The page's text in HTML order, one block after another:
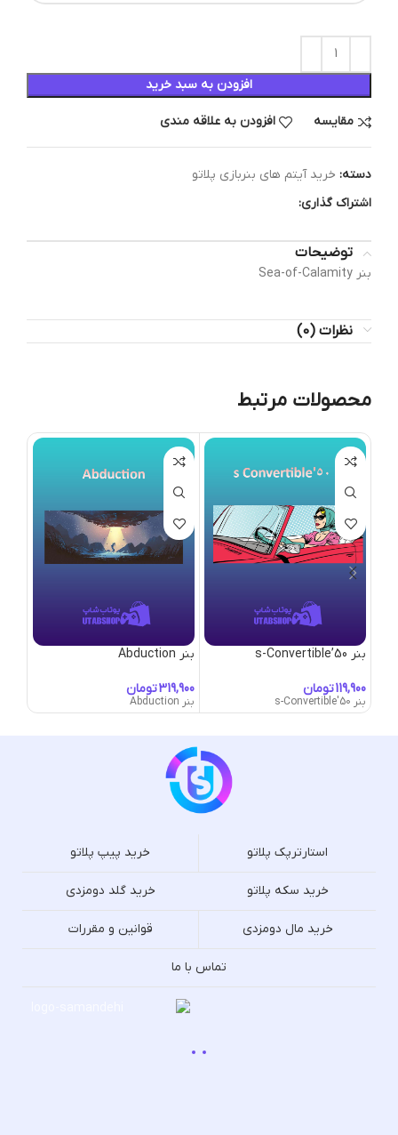
افزودن به سبد خرید
مقایسه افزودن به علاقه مندی
دسته: خرید آیتم های بنربازی پلاتو
اشتراک گذاری:
توضیحات
بنر Sea-of-Calamity
نظرات (0)
محصولات مرتبط
بنر 50’s-Convertible
تومان
بنر 50's-Convertible
بنر Abduction
تومان
بنر Abduction
استارترپک پلاتو خرید پیپ پلاتو
خرید سکه پلاتو خرید گلد دومزدی
خرید مال دومزدی قوانین و مقررات
تماس با ما